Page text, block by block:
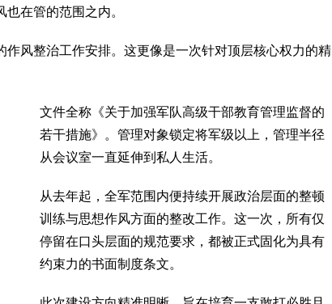
在管的范围之内。
风整治工作安排。这更像是一次针对顶层核心权力的精
文件全称《关于加强军队高级干部教育管理监督的
若干措施》。管理对象锁定将军级以上，管理半径
从会议室一直延伸到私人生活。
从去年起，全军范围内便持续开展政治层面的整顿
训练与思想作风方面的整改工作。这一次，所有仅
停留在口头层面的规范要求，都被正式固化为具有
约束力的书面制度条文。